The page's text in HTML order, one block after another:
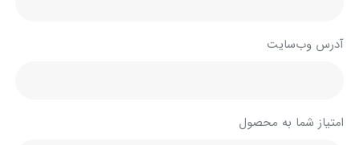
آدرس وب‌سایت
امتیاز شما به محصول